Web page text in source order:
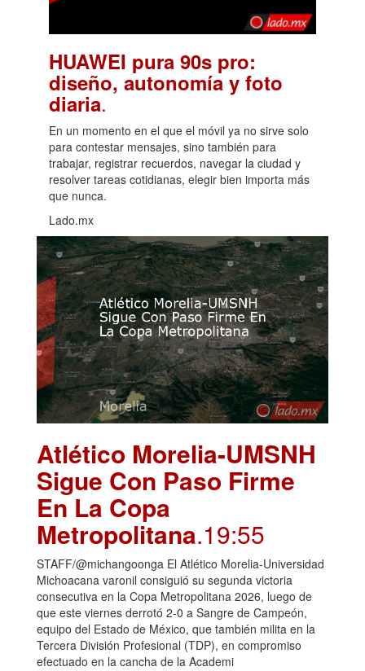
HUAWEI pura 90s pro:
diseño, autonomía y foto
diaria.
En un momento en el que el móvil ya no sirve solo
para contestar mensajes, sino también para
trabajar, registrar recuerdos, navegar la ciudad y
resolver tareas cotidianas, elegir bien importa más
que nunca.
Lado.mx
Atlético Morelia-UMSNH
Sigue Con Paso Firme
En La Copa
Metropolitana.19:55
STAFF/@michangoonga El Atlético Morelia-Universidad
Michoacana varonil consiguió su segunda victoria
consecutiva en la Copa Metropolitana 2026, luego de
que este viernes derrotó 2-0 a Sangre de Campeón,
equipo del Estado de México, que también milita en la
Tercera División Profesional (TDP), en compromiso
efectuado en la cancha de la Academi